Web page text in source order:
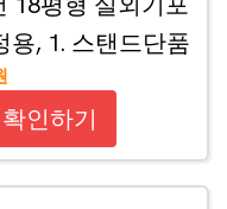
용, 1. 스탠드단품
인하기